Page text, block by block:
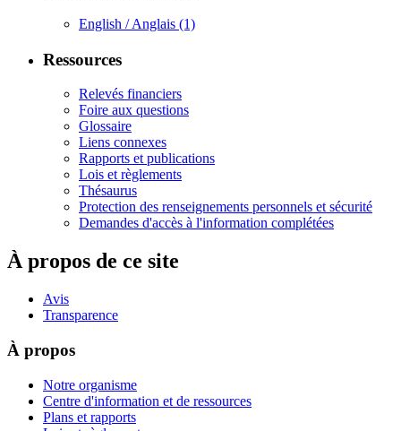
English / Anglais (1)
Ressources
Relevés financiers
Foire aux questions
Glossaire
Liens connexes
Rapports et publications
Lois et règlements
Thésaurus
Protection des renseignements personnels et sécurité
Demandes d'accès à l'information complétées
À propos de ce site
Avis
Transparence
À propos
Notre organisme
Centre d'information et de ressources
Plans et rapports